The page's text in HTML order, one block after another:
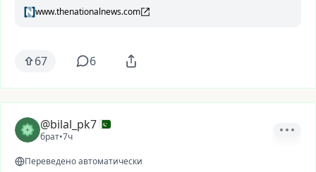
www.thenationalnews.com
67 6
@bilal_pk7
брат•7ч
Переведено автоматически